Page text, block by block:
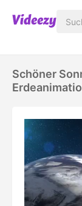
Schöner